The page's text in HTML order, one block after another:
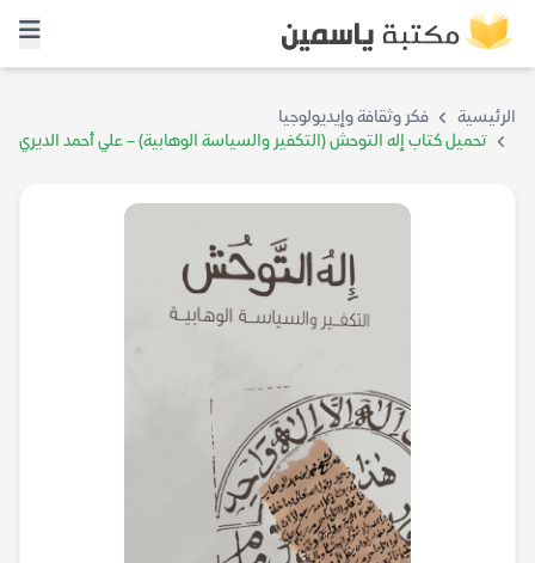
الرئيسية
فكر وثقافة وإيديولوجيا
تحميل كتاب إله التوحش (التكفير والسياسة الوهابية) – علي أحمد الديري